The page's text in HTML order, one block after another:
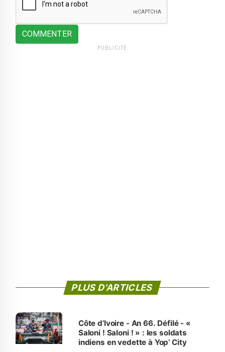
COMMENTER
PUBLICITÉ
PLUS D'ARTICLES
Côte d’Ivoire - An 66. Défilé - «
Saloni ! Saloni ! » : les soldats
indiens en vedette à Yop’ City